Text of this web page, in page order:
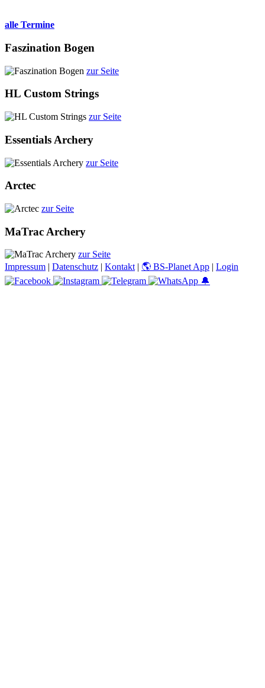
alle Termine
Faszination Bogen
zur Seite
HL Custom Strings
zur Seite
Essentials Archery
zur Seite
Arctec
zur Seite
MaTrac Archery
zur Seite
Impressum | Datenschutz | Kontakt | 🌎 BS-Planet App | Login
🔔